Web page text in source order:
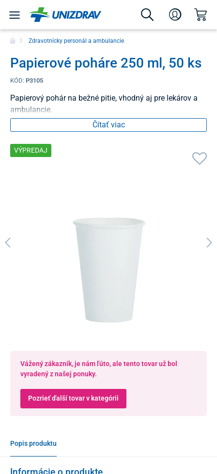
Zdravotnícky personál a ambulancie
Papierové poháre 250 ml, 50 ks
KÓD: P3105
Papierový pohár na bežné pitie, vhodný aj pre lekárov a
ambulancie.
Čítať viac
VÝPREDAJ
Vážený zákazník, je nám ľúto, ale tento tovar už bol
vyradený z našej ponuky.
Pozrieť ďalší tovar v kategórii
Popis produktu